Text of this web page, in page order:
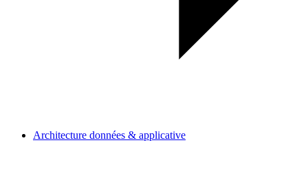
Architecture données & applicative